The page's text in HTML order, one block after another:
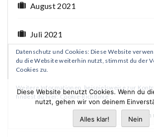
August 2021
Juli 2021
Juni 2021
Mai 2021
Datenschutz und Cookies: Diese Website
du die Website weiterhin nutzt, stimmst du der
Cookies zu.
Weitere Informationen, beispielsweise zur
findest du hier:Cookie-Richtlinie
Diese Website benutzt Cookies. Wenn du
nutzt, gehen wir von deinem
Alles klar! Nein